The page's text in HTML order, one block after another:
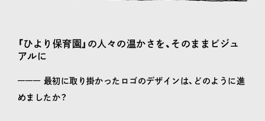
「ひより保育園」の人々の温かさを、そのままビジュ
アルに
–––––– 最初に取り掛かったロゴのデザインは、どのように進
めましたか？